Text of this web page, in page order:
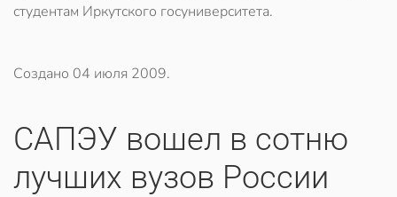
студентам Иркутского госуниверситета.
Создано 04 июля 2009.
САПЭУ вошел в сотню
лучших вузов России